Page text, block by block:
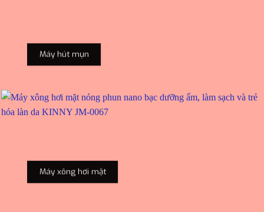
Máy hút mụn
Máy xông hơi mặt